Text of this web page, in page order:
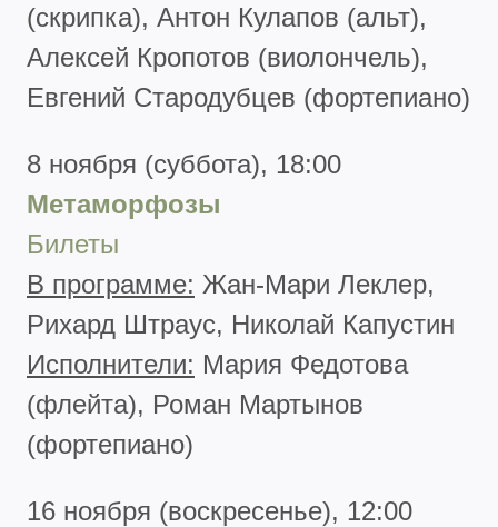
(скрипка), Антон Кулапов (альт),
Алексей Кропотов (виолончель),
Евгений Стародубцев (фортепиано)
8 ноября (суббота), 18:00
Метаморфозы
Билеты
В программе: Жан-Мари Леклер,
Рихард Штраус, Николай Капустин
Исполнители: Мария Федотова
(флейта), Роман Мартынов
(фортепиано)
16 ноября (воскресенье), 12:00